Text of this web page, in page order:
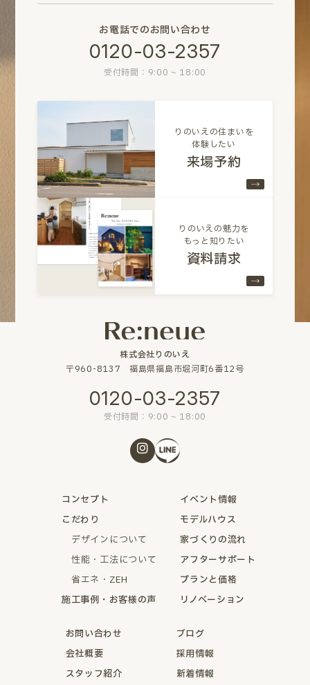
お電話でのお問い合わせ
0120-03-2357
受付時間：9:00 ~ 18:00
りのいえの住まいを
体験したい
来場予約
りのいえの魅力を
もっと知りたい
資料請求
株式会社りのいえ
〒960-8137 福島県福島市堀河町6番12号
0120-03-2357
受付時間：9:00 ~ 18:00
コンセプト
こだわり
デザインについて
性能・工法について
省エネ・ZEH
施工事例・お客様の声
イベント情報
モデルハウス
家づくりの流れ
アフターサポート
プランと価格
リノベーション
お問い合わせ
会社概要
スタッフ紹介
ブログ
採用情報
新着情報